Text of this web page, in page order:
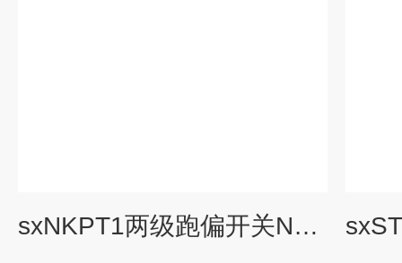
sxNKPT1两级跑偏开关NKPT1